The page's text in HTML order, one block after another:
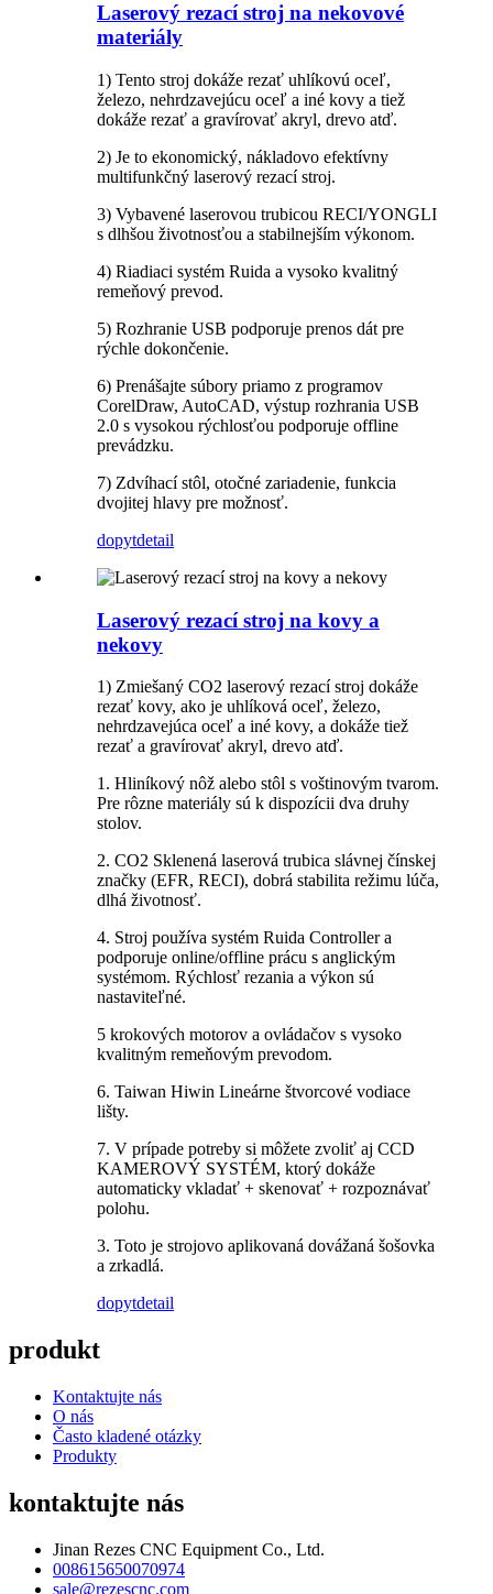
Laserový rezací stroj na nekovové
materiály
1) Tento stroj dokáže rezať uhlíkovú oceľ,
železo, nehrdzavejúcu oceľ a iné kovy a tiež
dokáže rezať a gravírovať akryl, drevo atď.
2) Je to ekonomický, nákladovo efektívny
multifunkčný laserový rezací stroj.
3) Vybavené laserovou trubicou RECI/YONGLI
s dlhšou životnosťou a stabilnejším výkonom.
4) Riadiaci systém Ruida a vysoko kvalitný
remeňový prevod.
5) Rozhranie USB podporuje prenos dát pre
rýchle dokončenie.
6) Prenášajte súbory priamo z programov
CorelDraw, AutoCAD, výstup rozhrania USB
2.0 s vysokou rýchlosťou podporuje offline
prevádzku.
7) Zdvíhací stôl, otočné zariadenie, funkcia
dvojitej hlavy pre možnosť.
dopytdetail
Laserový rezací stroj na kovy a
nekovy
1) Zmiešaný CO2 laserový rezací stroj dokáže
rezať kovy, ako je uhlíková oceľ, železo,
nehrdzavejúca oceľ a iné kovy, a dokáže tiež
rezať a gravírovať akryl, drevo atď.
1. Hliníkový nôž alebo stôl s voštinovým tvarom.
Pre rôzne materiály sú k dispozícii dva druhy
stolov.
2. CO2 Sklenená laserová trubica slávnej čínskej
značky (EFR, RECI), dobrá stabilita režimu lúča,
dlhá životnosť.
4. Stroj používa systém Ruida Controller a
podporuje online/offline prácu s anglickým
systémom. Rýchlosť rezania a výkon sú
nastaviteľné.
5 krokových motorov a ovládačov s vysoko
kvalitným remeňovým prevodom.
6. Taiwan Hiwin Lineárne štvorcové vodiace
lišty.
7. V prípade potreby si môžete zvoliť aj CCD
KAMEROVÝ SYSTÉM, ktorý dokáže
automaticky vkladať + skenovať + rozpoznávať
polohu.
3. Toto je strojovo aplikovaná dovážaná šošovka
a zrkadlá.
dopytdetail
produkt
Kontaktujte nás
O nás
Často kladené otázky
Produkty
kontaktujte nás
Jinan Rezes CNC Equipment Co., Ltd.
008615650070974
sale@rezescnc.com